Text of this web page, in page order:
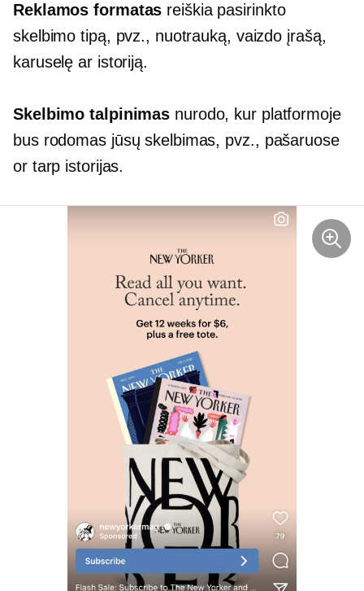
Reklamos formatas reiškia pasirinkto
skelbimo tipą, pvz., nuotrauką, vaizdo įrašą,
karuselę ar istoriją.
Skelbimo talpinimas nurodo, kur platformoje
bus rodomas jūsų skelbimas, pvz., pašaruose
or tarp istorijas.